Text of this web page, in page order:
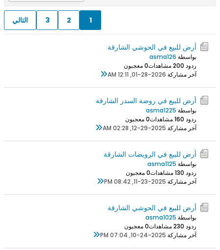
1
2
3 التالي
أرض للبيع في الحوشي الشارقة
بواسطة asma126
ردود 0
20 مشاهدات
0 معجبون
آخر مشاركة 01-28-2026, 12:11 AM
أرض للبيع في روضة السدر الشارقة
بواسطة asma1225
ردود 0
16 مشاهدات
0 معجبون
آخر مشاركة 12-29-2025, 02:28 AM
أرض للبيع في الرويضات الشارقة
بواسطة asma1125
ردود 0
13 مشاهدات
0 معجبون
آخر مشاركة 11-23-2025, 08:42 PM
أرض للبيع في الحوشي الشارقة
بواسطة asma1025
ردود 0
23 مشاهدات
0 معجبون
آخر مشاركة 10-24-2025, 07:04 PM